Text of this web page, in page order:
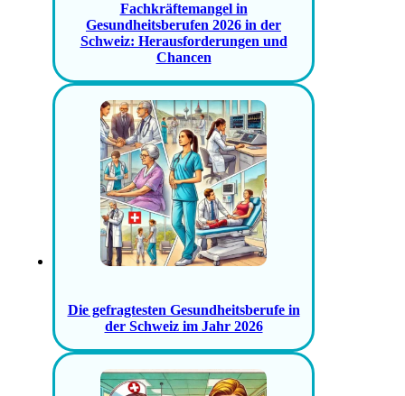
Fachkräftemangel in
Gesundheitsberufen 2026 in der
Schweiz: Herausforderungen und
Chancen
Die gefragtesten Gesundheitsberufe in
der Schweiz im Jahr 2026